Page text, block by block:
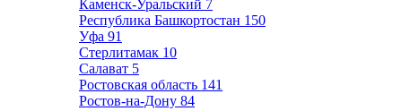
Каменск-Уральский 7
Республика Башкортостан 150
Уфа 91
Стерлитамак 10
Салават 5
Ростовская область 141
Ростов-на-Дону 84